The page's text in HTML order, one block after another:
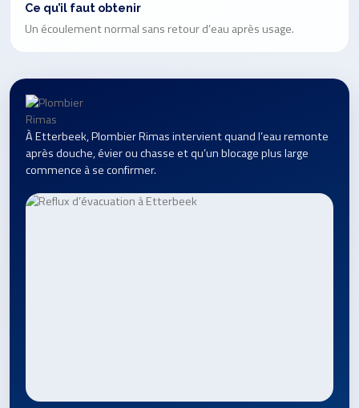
Ce qu’il faut obtenir
Un écoulement normal sans retour d’eau après usage.
À Etterbeek, Plombier Rimas intervient quand l’eau remonte
après douche, évier ou chasse et qu’un blocage plus large
commence à se confirmer.